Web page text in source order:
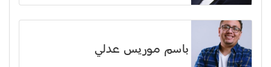
باسم موريس عدلي